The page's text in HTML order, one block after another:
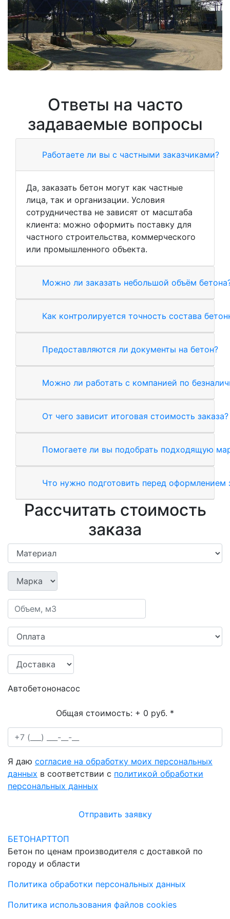
Ответы на часто
задаваемые вопросы
Работаете ли вы с частными заказчиками?
Да, заказать бетон могут как частные
лица, так и организации. Условия
сотрудничества не зависят от масштаба
клиента: можно оформить поставку для
частного строительства, коммерческого
или промышленного объекта.
Можно ли заказать небольшой объём
Как контролируется точность состава
Предоставляются ли документы на бетон?
Можно ли работать с компанией по
От чего зависит итоговая стоимость заказа?
Помогаете ли вы подобрать подходящую
Что нужно подготовить перед оформлением
Рассчитать стоимость
заказа
Автобетононасос
Общая стоимость: + 0 руб. *
Я даю согласие на обработку моих персональных
данных в соответствии с политикой обработки
персональных данных
Отправить заявку
БЕТОНАРТТОП
Бетон по ценам производителя с доставкой по
городу и области
Политика обработки персональных данных
Политика использования файлов cookies